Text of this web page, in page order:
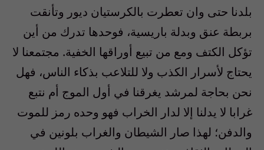
‬بلدنا حتى وان تعطرت بالكرستيان ديور وتأنقت
بربطة عنق وبدلة باريسية،‮ ‬فوحدها تدرك من أين
تؤكل الكتف ومع من تبيع أوراقها الخفية‮. ‬مجتمعنا لا‮
‬يحتاج لأسرار الكذب ولا للتلاعب بذكاء الناس،‮ ‬فهل
نحن بحاجة لمرشد‮ ‬يغرقنا في‮ ‬أول الموج أم نتبع‮
‬غرابا لا‮ ‬يدلنا إلا لدار الخراب فهو وحده رمز للموت
والدفن؛ لهذا صار الشيطان والغراب بلونين في‮